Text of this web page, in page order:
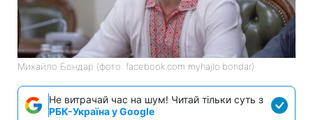
Михайло Бондар (фото: facebook.com myhajlo.bondar)
Не витрачай час на шум! Читай тільки суть з
РБК-Україна у Google